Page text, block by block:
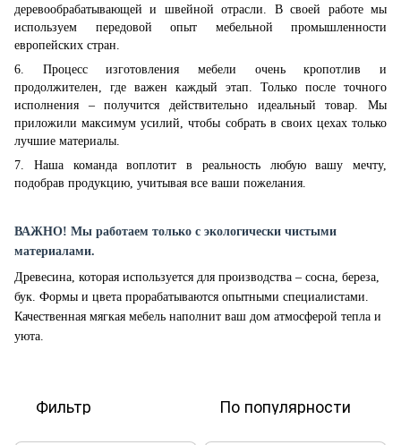
деревообрабатывающей и швейной отрасли. В своей работе мы
используем передовой опыт мебельной промышленности
европейских стран.
6. Процесс изготовления мебели очень кропотлив и
продолжителен, где важен каждый этап. Только после точного
исполнения – получится действительно идеальный товар. Мы
приложили максимум усилий, чтобы собрать в своих цехах только
лучшие материалы.
7. Наша команда воплотит в реальность любую вашу мечту,
подобрав продукцию, учитывая все ваши пожелания.
ВАЖНО! Мы работаем только с экологически чистыми
материалами.
Древесина, которая используется для производства – сосна, береза,
бук. Формы и цвета прорабатываются опытными специалистами.
Качественная мягкая мебель наполнит ваш дом атмосферой тепла и
уюта.
Фильтр По популярности